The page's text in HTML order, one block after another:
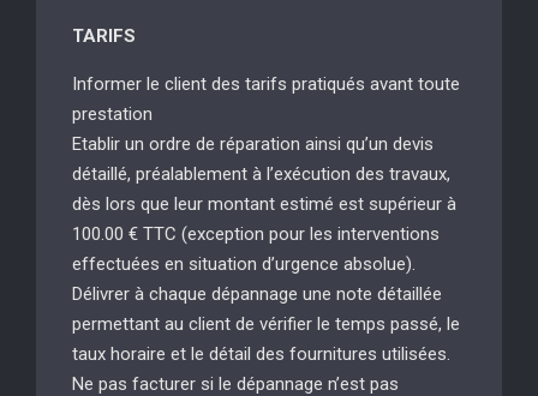
TARIFS
Informer le client des tarifs pratiqués avant toute
prestation
Etablir un ordre de réparation ainsi qu’un devis
détaillé, préalablement à l’exécution des travaux,
dès lors que leur montant estimé est supérieur à
100.00 € TTC (exception pour les interventions
effectuées en situation d’urgence absolue).
Délivrer à chaque dépannage une note détaillée
permettant au client de vérifier le temps passé, le
taux horaire et le détail des fournitures utilisées.
Ne pas facturer si le dépannage n’est pas